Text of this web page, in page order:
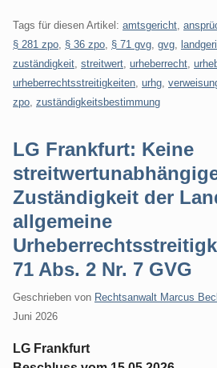
Tags für diesen Artikel: amtsgericht
§ 281 zpo § 36 zpo § 71 gvg gvg
zuständigkeit streitwert urheberrecht
urheberrechtsstreitigkeiten urhg
zpo zuständigkeitsbestimmung
LG Frankfurt: Keine
Zuständigkeit der
allgemeine
71 Abs. 2 Nr. 7 GVG
Geschrieben von Rechtsanwalt Marcus
Juni 2026
LG Frankfurt